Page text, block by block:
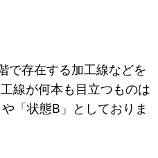
で存在する加工線などを
線が何本も目立つものは
「状態B」としておりま